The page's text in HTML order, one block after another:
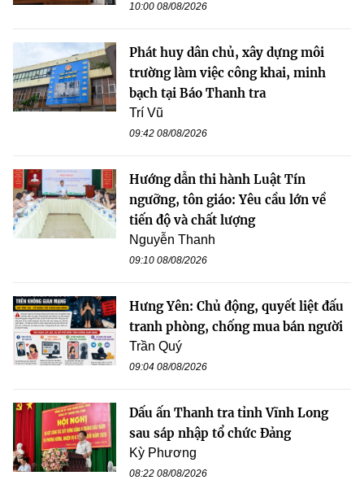
10:00 08/08/2026
Phát huy dân chủ, xây dựng môi
trường làm việc công khai, minh
bạch tại Báo Thanh tra
Trí Vũ
09:42 08/08/2026
Hướng dẫn thi hành Luật Tín
ngưỡng, tôn giáo: Yêu cầu lớn về
tiến độ và chất lượng
Nguyễn Thanh
09:10 08/08/2026
Hưng Yên: Chủ động, quyết liệt đấu
tranh phòng, chống mua bán người
Trần Quý
09:04 08/08/2026
Dấu ấn Thanh tra tỉnh Vĩnh Long
sau sáp nhập tổ chức Đảng
Kỳ Phương
08:22 08/08/2026